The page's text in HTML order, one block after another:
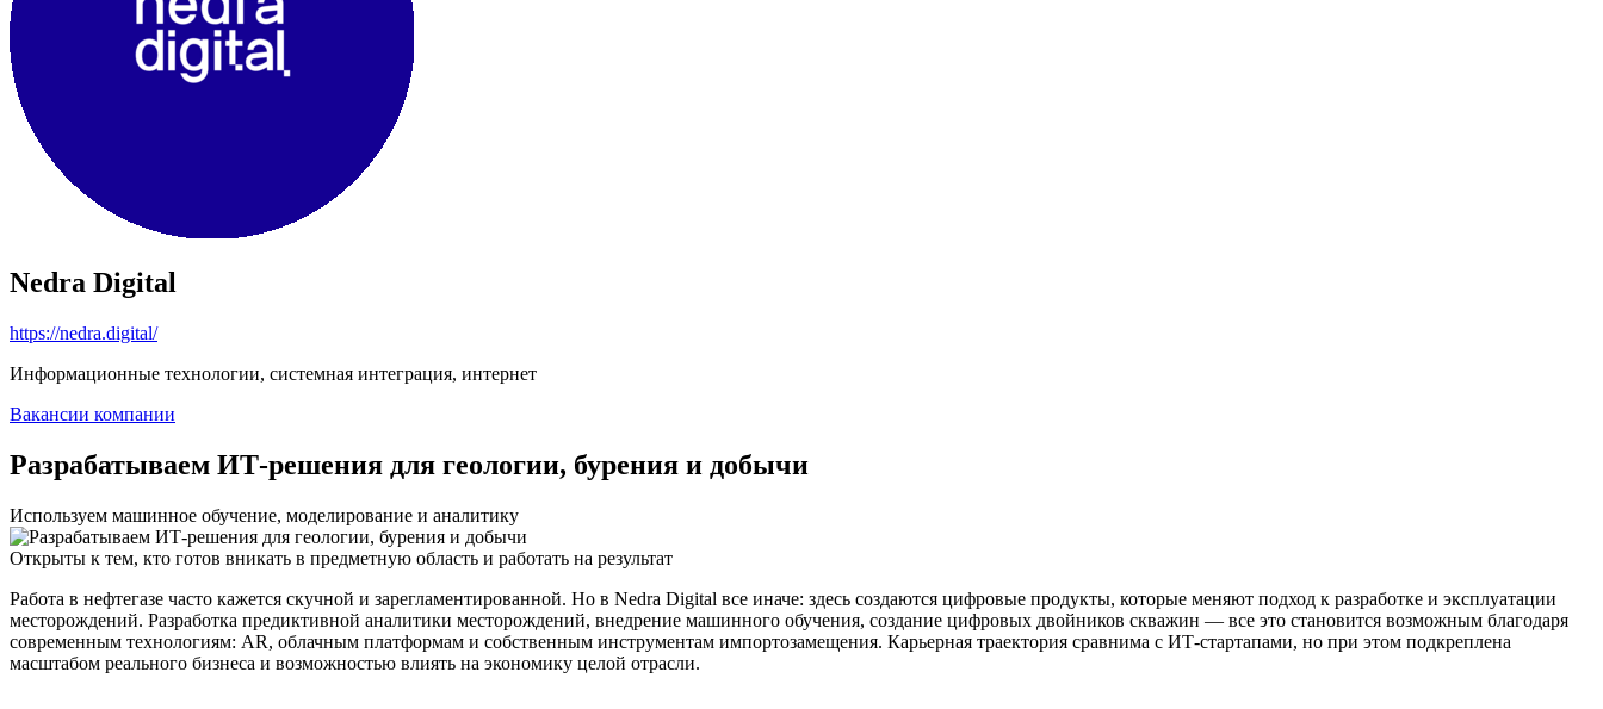
Nedra Digital
https://nedra.digital/
Информационные технологии, системная интеграция, интернет
Вакансии компании
Разрабатываем ИТ-решения для геологии, бурения и добычи
Используем машинное обучение, моделирование и аналитику
Открыты к тем, кто готов вникать в предметную область и работать на результат
Работа в нефтегазе часто кажется скучной и зарегламентированной. Но в Nedra Digital все иначе: здесь создаются цифровые продукты, которые меняют подход к разработке и эксплуатации
месторождений. Разработка предиктивной аналитики месторождений, внедрение машинного обучения, создание цифровых двойников скважин — все это становится возможным благодаря
современным технологиям: AR, облачным платформам и собственным инструментам импортозамещения. Карьерная траектория сравнима с ИТ-стартапами, но при этом подкреплена
масштабом реального бизнеса и возможностью влиять на экономику целой отрасли.